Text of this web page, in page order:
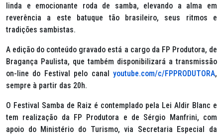
linda e emocionante roda de samba, elevando a alma em
reverência a este batuque tão brasileiro, seus ritmos e
tradições sambistas.
A edição do conteúdo gravado está a cargo da FP Produtora, de
Bragança Paulista, que também disponibilizará a transmissão
on-line do Festival pelo canal youtube.com/c/FPPRODUTORA,
sempre à partir das 20h.
O Festival Samba de Raiz é contemplado pela Lei Aldir Blanc e
tem realização da FP Produtora e de Sérgio Manfrini, com
apoio do Ministério do Turismo, via Secretaria Especial da